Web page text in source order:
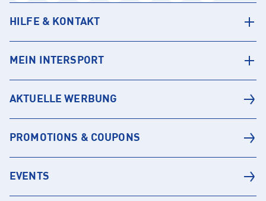
HILFE & KONTAKT
MEIN INTERSPORT
AKTUELLE WERBUNG
PROMOTIONS & COUPONS
EVENTS